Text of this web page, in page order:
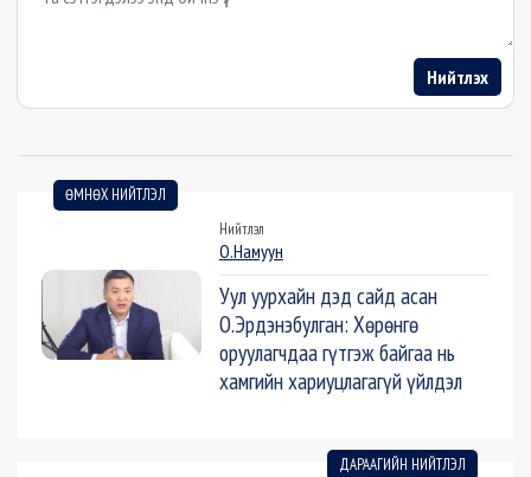
Нийтлэх
ӨМНӨХ НИЙТЛЭЛ
Нийтлэл
О.Намуун
Уул уурхайн дэд сайд асан
О.Эрдэнэбулган: Хөрөнгө
оруулагчдаа гүтгэж байгаа нь
хамгийн хариуцлагагүй үйлдэл
ДАРААГИЙН НИЙТЛЭЛ